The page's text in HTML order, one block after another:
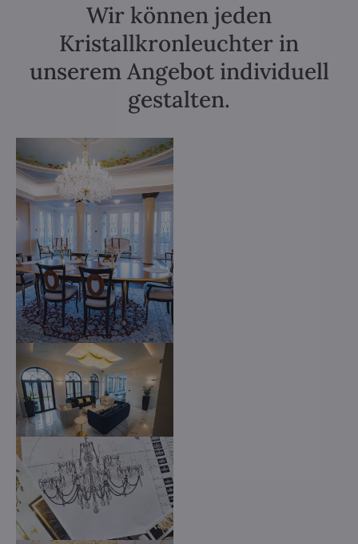
Wir können jeden
Kristallkronleuchter in
unserem Angebot individuell
gestalten.